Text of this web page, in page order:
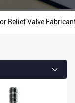
Relief Valve